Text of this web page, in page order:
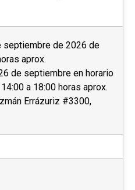
septiembre de 2026 de
aprox.
de septiembre en horario
a 18:00 horas aprox.
Errázuriz #3300,